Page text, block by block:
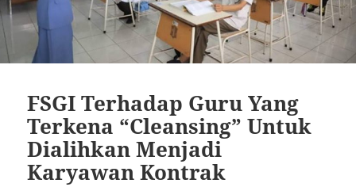
FSGI Terhadap Guru Yang
Terkena “Cleansing” Untuk
Dialihkan Menjadi
Karyawan Kontrak